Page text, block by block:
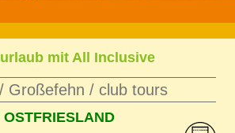
mit All Inclusive
Großefehn / club tours